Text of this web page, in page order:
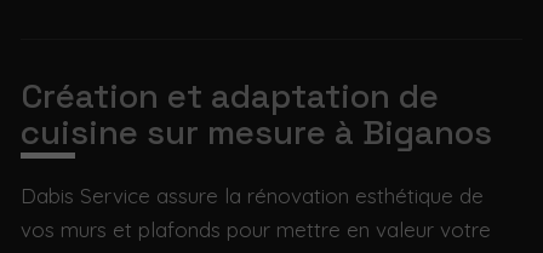
Création et adaptation de
cuisine sur mesure à Biganos
Dabis Service assure la rénovation esthétique de
vos murs et plafonds pour mettre en valeur votre